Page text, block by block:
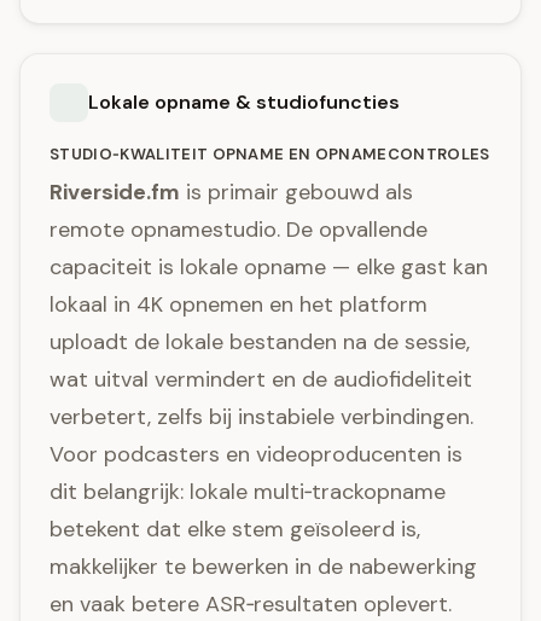
Lokale opname & studiofuncties
STUDIO‑KWALITEIT OPNAME EN OPNAMECONTROLES
Riverside.fm is primair gebouwd als
remote opnamestudio. De opvallende
capaciteit is lokale opname — elke gast kan
lokaal in 4K opnemen en het platform
uploadt de lokale bestanden na de sessie,
wat uitval vermindert en de audiofideliteit
verbetert, zelfs bij instabiele verbindingen.
Voor podcasters en videoproducenten is
dit belangrijk: lokale multi‑trackopname
betekent dat elke stem geïsoleerd is,
makkelijker te bewerken in de nabewerking
en vaak betere ASR‑resultaten oplevert.